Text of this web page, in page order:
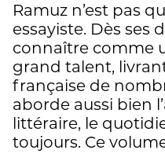
Ramuz n’est pas
essayiste. Dès ses
connaître comme
grand talent,
française de
aborde aussi bien
littéraire, le
toujours. Ce